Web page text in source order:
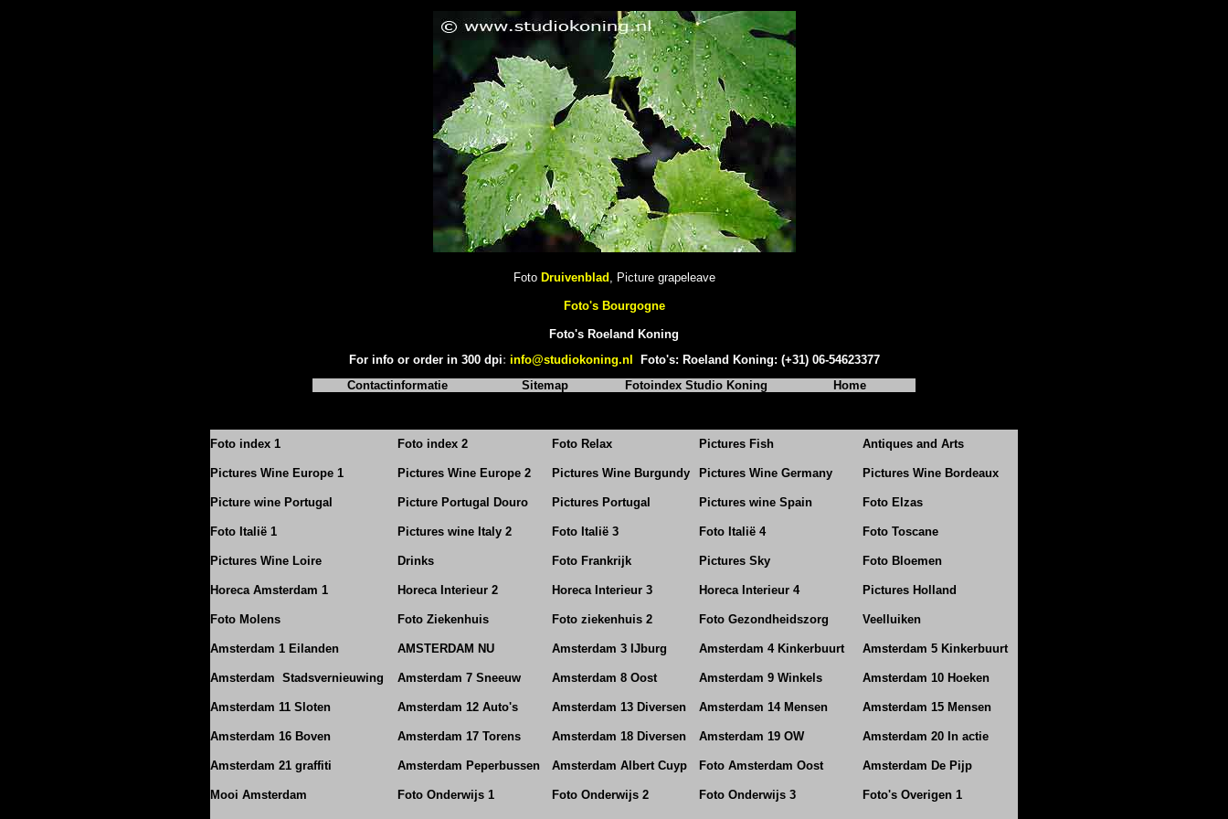
Foto Druivenblad , Picture grapeleave
Foto's Bourgogne
Foto's Roeland Koning
For info or order in 300 dpi: info@studiokoning.nl
Foto's: Roeland Koning: (+31) 06-54623377
Contactinformatie
Sitemap Fotoindex Studio Koning Home
Foto index 1 Foto index 2 Foto Relax Pictures Fish Antiques and Arts
Pictures Wine Europe 1 Pictures Wine Europe 2 Pictures Wine Burgundy Pictures Wine Germany Pictures Wine Bordeaux
Picture wine Portugal Picture Portugal Douro Pictures Portugal Pictures wine Spain Foto Elzas
Foto Italië 1 Pictures wine Italy 2 Foto Italië 3 Foto Italië 4 Foto Toscane
Pictures Wine Loire Drinks Foto Frankrijk Pictures Sky Foto Bloemen
Horeca Amsterdam 1 Horeca Interieur 2 Horeca Interieur 3 Horeca Interieur 4 Pictures Holland
Foto Molens Foto Ziekenhuis Foto ziekenhuis 2 Foto Gezondheidszorg Veelluiken
Amsterdam 1 Eilanden AMSTERDAM NU Amsterdam 3 IJburg Amsterdam 4 Kinkerbuurt Amsterdam 5 Kinkerbuurt
Amsterdam Stadsvernieuwing Amsterdam 7 Sneeuw Amsterdam 8 Oost Amsterdam 9 Winkels Amsterdam 10 Hoeken
Amsterdam 11 Sloten Amsterdam 12 Auto's Amsterdam 13 Diversen Amsterdam 14 Mensen Amsterdam 15 Mensen
Amsterdam 16 Boven Amsterdam 17 Torens Amsterdam 18 Diversen Amsterdam 19 OW Amsterdam 20 In actie
Amsterdam 21 graffiti Amsterdam Peperbussen Amsterdam Albert Cuyp Foto Amsterdam Oost Amsterdam De Pijp
Mooi Amsterdam Foto Onderwijs 1 Foto Onderwijs 2 Foto Onderwijs 3 Foto's Overigen 1